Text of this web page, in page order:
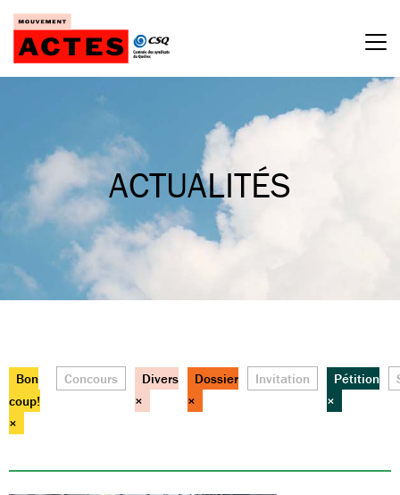
Passer
contenu
ACTUALITÉS
Bon
coup!
×
Concours
Divers
×
Dossier
×
Invitation
Pétition
×